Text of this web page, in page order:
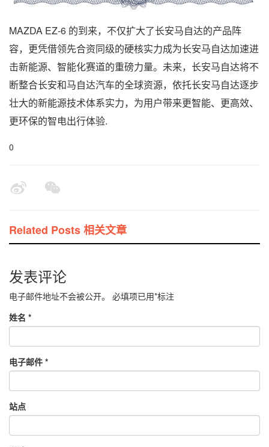
MAZDA EZ-6 的到来，不仅扩大了长安马自达的产品阵
容，更凭借领先合资同级的硬核实力成为长安马自达加速进
击新能源、智能化赛道的重磅力量。未来，长安马自达将不
断整合长安和马自达汽车的全球资源，依托长安马自达逐步
壮大的新能源技术体系实力，为用户带来更智能、更高效、
更环保的智电出行体验.
0
Related Posts 相关文章
发表评论
电子邮件地址不会被公开。 必填项已用*标注
姓名 *
电子邮件 *
站点